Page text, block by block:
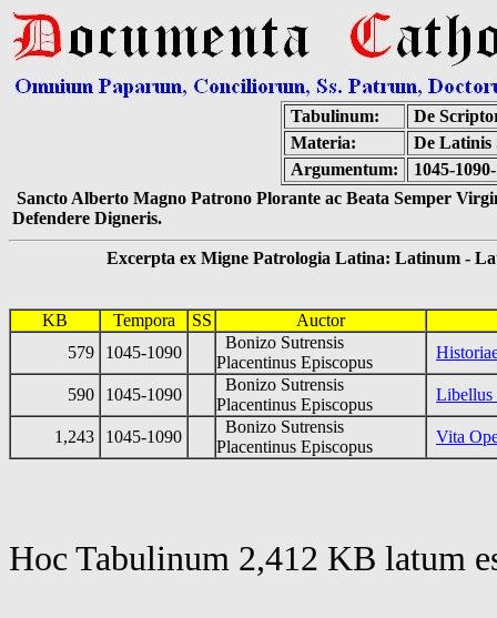
Tabulinum:
De
Materia:
De Latinis
Argumentum:
1045-
Sancto Alberto Magno Patrono Plorante ac Beata Semper
Defendere Digneris.
Excerpta ex Migne Patrologia Latina: Latinum -
KB Tempora SS
Auctor
579
1045-1090
Bonizo Sutrensis
Placentinus Episcopus
590 1045-1090
Bonizo Sutrensis
Placentinus Episcopus
Libellus
1,243 1045-1090
Bonizo Sutrensis
Placentinus Episcopus
Vita
Hoc Tabulinum 2,412 KB latum